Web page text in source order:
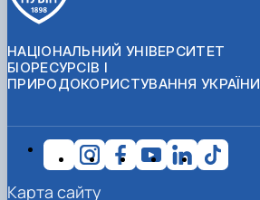
НАЦІОНАЛЬНИЙ УНІВЕРСИТЕТ
БІОРЕСУРСІВ І
ПРИРОДОКОРИСТУВАННЯ УКРАЇНИ
Карта сайту